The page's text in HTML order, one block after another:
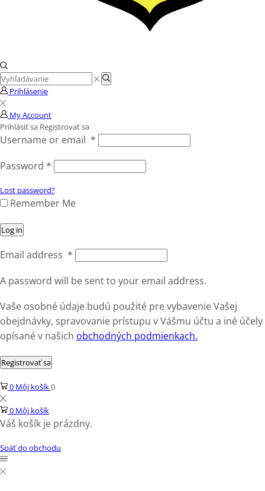
Search
input
Search
Prihlásenie
My Account
Prihlásiť sa Registrovať sa
Username or email *
Password *
Lost password?
Remember Me
Log in
Email address *
A password will be sent to your email address.
Vaše osobné údaje budú použité pre vybavenie Vašej
obejdnávky, spravovanie prístupu v Vášmu účtu a iné účely
opísané v našich obchodných podmienkach.
Registrovať sa
0 Môj košík0
0 Môj košík
Váš košík je prázdny.
Späť do obchodu